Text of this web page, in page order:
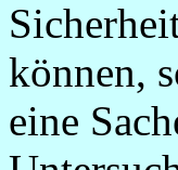
können,
eine